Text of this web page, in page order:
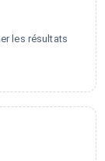
les résultats